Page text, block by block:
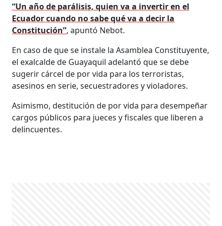
“Un año de parálisis, quien va a invertir en el
Ecuador cuando no sabe qué va a decir la
Constitución”, apuntó Nebot.
En caso de que se instale la Asamblea Constituyente,
el exalcalde de Guayaquil adelantó que se debe
sugerir cárcel de por vida para los terroristas,
asesinos en serie, secuestradores y violadores.
Asimismo, destitución de por vida para desempeñar
cargos públicos para jueces y fiscales que liberen a
delincuentes.